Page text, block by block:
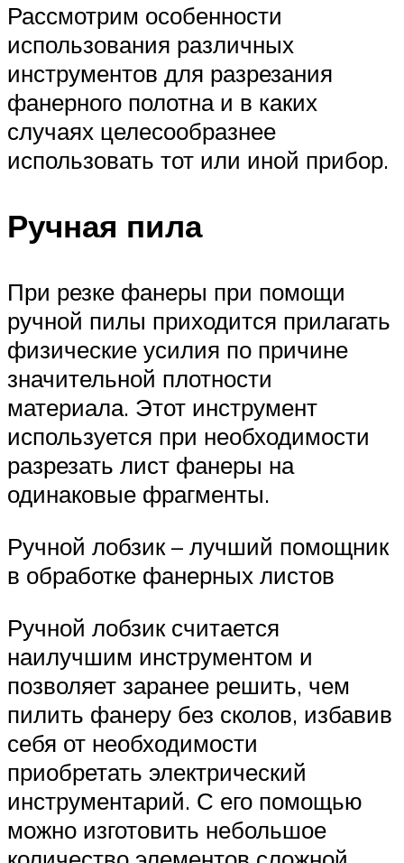
Рассмотрим особенности
использования различных
инструментов для разрезания
фанерного полотна и в каких
случаях целесообразнее
использовать тот или иной прибор.
Ручная пила
При резке фанеры при помощи
ручной пилы приходится прилагать
физические усилия по причине
значительной плотности
материала. Этот инструмент
используется при необходимости
разрезать лист фанеры на
одинаковые фрагменты.
Ручной лобзик – лучший помощник
в обработке фанерных листов
Ручной лобзик считается
наилучшим инструментом и
позволяет заранее решить, чем
пилить фанеру без сколов, избавив
себя от необходимости
приобретать электрический
инструментарий. С его помощью
можно изготовить небольшое